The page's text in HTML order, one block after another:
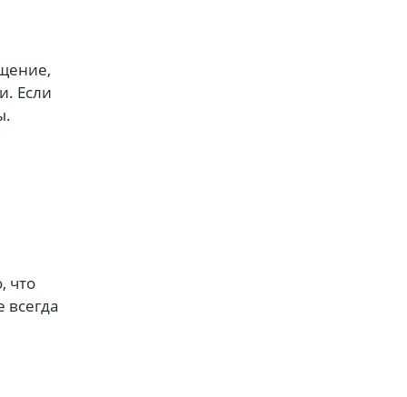
Если
что